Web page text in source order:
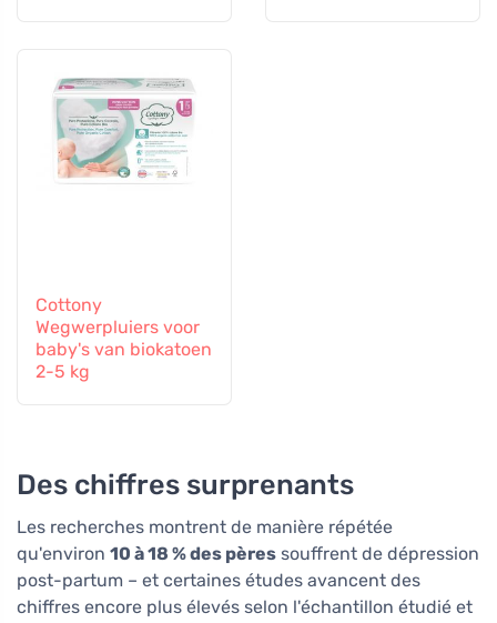
Cottony
Wegwerpluiers voor
baby's van biokatoen
2-5 kg
Des chiffres surprenants
Les recherches montrent de manière répétée
qu'environ 10 à 18 % des pères souffrent de dépression
post-partum – et certaines études avancent des
chiffres encore plus élevés selon l'échantillon étudié et